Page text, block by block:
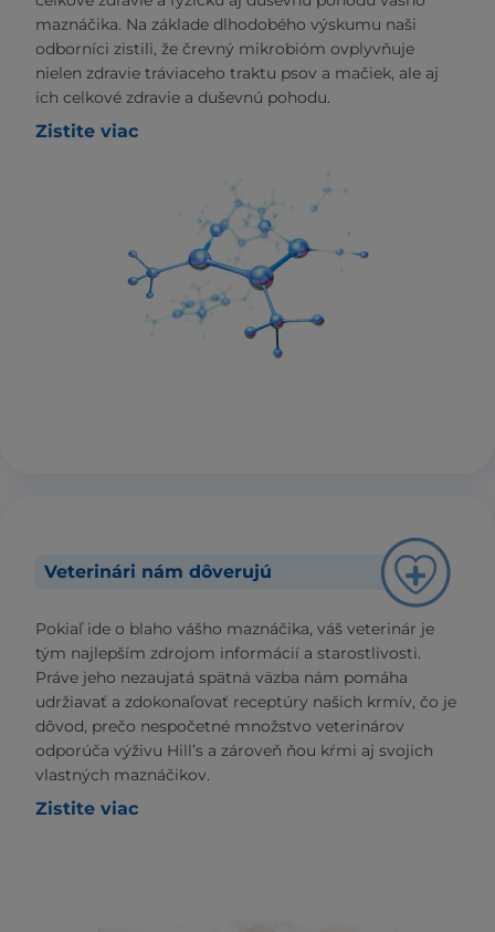
maznáčika. Na základe dlhodobého výskumu naši
odborníci zistili, že črevný mikrobióm ovplyvňuje
nielen zdravie tráviaceho traktu psov a mačiek, ale aj
ich celkové zdravie a duševnú pohodu.
Zistite viac
Veterinári nám dôverujú
Pokiaľ ide o blaho vášho maznáčika, váš veterinár je
tým najlepším zdrojom informácií a starostlivosti.
Práve jeho nezaujatá spätná väzba nám pomáha
udržiavať a zdokonaľovať receptúry našich krmív, čo je
dôvod, prečo nespočetné množstvo veterinárov
odporúča výživu Hill’s a zároveň ňou kŕmi aj svojich
vlastných maznáčikov.
Zistite viac